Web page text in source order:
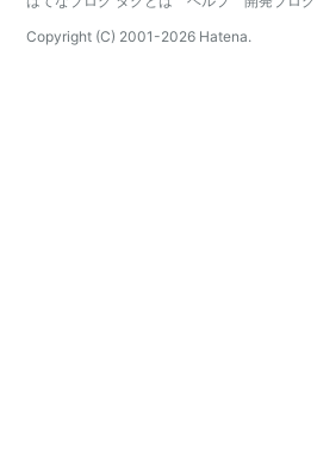
Copyright (C) 2001-2026 Hatena.